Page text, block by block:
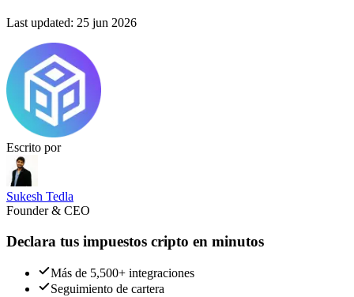
Last updated: 25 jun 2026
Escrito por
Sukesh Tedla
Founder & CEO
Declara tus impuestos cripto en minutos
Más de 5,500+ integraciones
Seguimiento de cartera